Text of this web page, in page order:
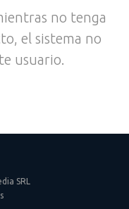
no tenga
el sistema no
usuario.
SRL